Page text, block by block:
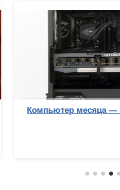
Компьютер месяца —